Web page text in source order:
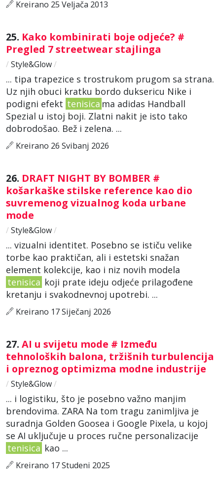
Kreirano 25 Veljača 2013
25. Kako kombinirati boje odjeće? #
Pregled 7 streetwear stajlinga
/ Style&Glow/
... tipa trapezice s trostrukom prugom sa strana.
Uz njih obuci kratku bordo duksericu Nike i
podigni efekt tenisica ma adidas Handball
Spezial u istoj boji. Zlatni nakit je isto tako
dobrodošao. Bež i zelena. ...
Kreirano 26 Svibanj 2026
26. DRAFT NIGHT BY BOMBER #
košarkaške stilske reference kao dio
suvremenog vizualnog koda urbane
mode
/ Style&Glow/
... vizualni identitet. Posebno se ističu velike
torbe kao praktičan, ali i estetski snažan
element kolekcije, kao i niz novih modela
tenisica koji prate ideju odjeće prilagođene
kretanju i svakodnevnoj upotrebi. ...
Kreirano 17 Siječanj 2026
27. AI u svijetu mode # Između
tehnoloških balona, tržišnih turbulencija
i opreznog optimizma modne industrije
/ Style&Glow/
... i logistiku, što je posebno važno manjim
brendovima. ZARA Na tom tragu zanimljiva je
suradnja Golden Goosea i Google Pixela, u kojoj
se AI uključuje u proces ručne personalizacije
tenisica kao ...
Kreirano 17 Studeni 2025